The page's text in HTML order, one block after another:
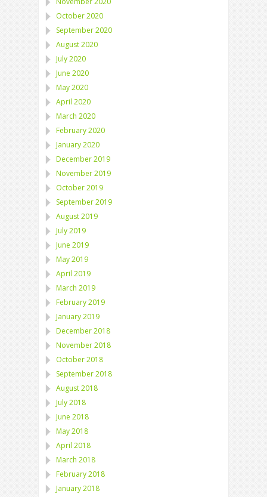
October 2020
September 2020
August 2020
July 2020
June 2020
May 2020
April 2020
March 2020
February 2020
January 2020
December 2019
November 2019
October 2019
September 2019
August 2019
July 2019
June 2019
May 2019
April 2019
March 2019
February 2019
January 2019
December 2018
November 2018
October 2018
September 2018
August 2018
July 2018
June 2018
May 2018
April 2018
March 2018
February 2018
January 2018